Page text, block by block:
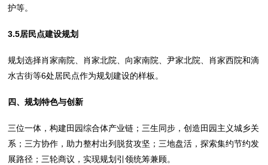
护等。
3.5居民点建设规划
规划选择肖家南院、肖家北院、向家南院、尹家北院、肖家西院和滴
水古街等6处居民点作为规划建设的样板。
四、规划特色与创新
三位一体，构建田园综合体产业链；三生同步，创造田园主义城乡关
系；三方协作，助力整村出列脱贫攻坚；三地盘活，探索集约节约发
展路径；三轮商议，实现规划引领统筹兼顾。